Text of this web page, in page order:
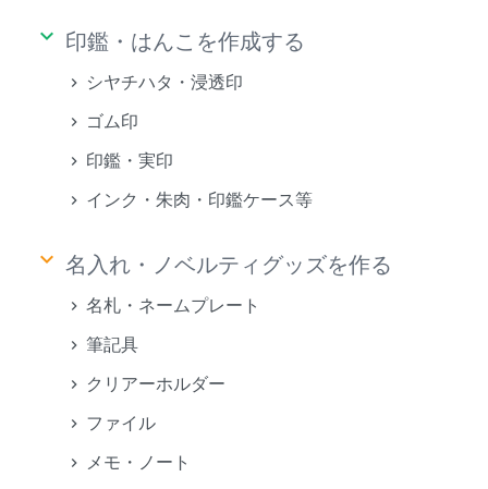
keyboard_arrow_down 印鑑・はんこを作成する
シヤチハタ・浸透印
ゴム印
印鑑・実印
インク・朱肉・印鑑ケース等
keyboard_arrow_down 名入れ・ノベルティグッズを作る
名札・ネームプレート
筆記具
クリアーホルダー
ファイル
メモ・ノート